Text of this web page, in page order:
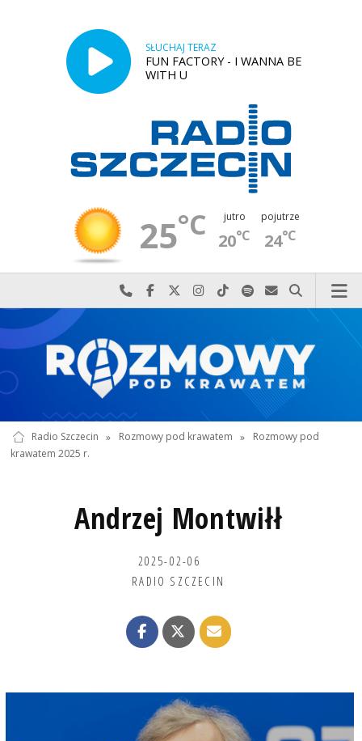
SŁUCHAJ TERAZ
FUN FACTORY - I WANNA BE
WITH U
25°C jutro
20°C
pojutrze
24°C
Najlepiej po prostu do nas zadzwoń
Odwiedź nas na Facebook-u
Odwiedź nas na X
Odwiedź nas na Instagram-ie
Odwiedź nas na TikTok-u
Szukaj nas na Spotify
Wyślij do nas
Szukaj
Radio Szczecin » Rozmowy pod krawatem »
Rozmowy pod
krawatem 2025 r.
Andrzej Montwiłł
2025-02-06
RADIO SZCZECIN